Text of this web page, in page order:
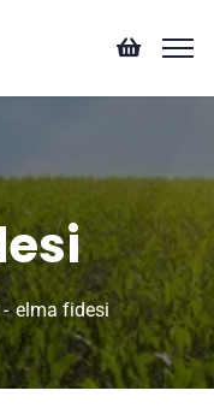
elma fidesi